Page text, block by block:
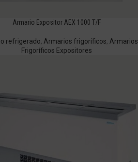
Armario Expositor AEX 1000 T/F
refrigerado,Armarios frigoríficos,Armarios
Frigoríficos Expositores